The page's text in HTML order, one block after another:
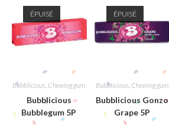
ÉPUISÉ
Bubblicious Chewing gum
Bubblicious
Bubblegum 5P
ÉPUISÉ
Bubblicious Chewing gum
Bubblicious Gonzo
Grape 5P